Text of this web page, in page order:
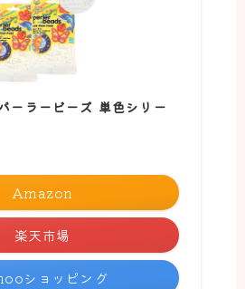
ーラービーズ 単色シリー
Amazon
楽天市場
ショッピング